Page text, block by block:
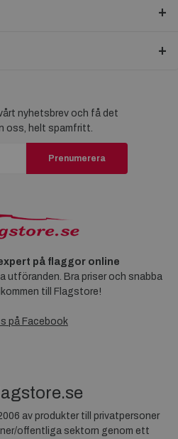
nyhetsbrev och få det
oss, helt spamfritt.
Prenumerera
på flaggor online
utföranden. Bra priser och snabba
till Flagstore!
på Facebook
av produkter till privatpersoner
offentliga sektorn genom ett